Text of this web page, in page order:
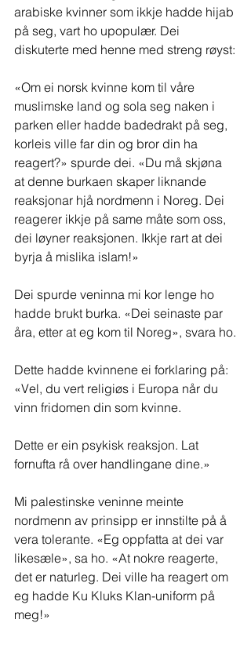
arabiske kvinner som ikkje hadde hijab
på seg, vart ho upopulær. Dei
diskuterte med henne med streng røyst:
«Om ei norsk kvinne kom til våre
muslimske land og sola seg naken i
parken eller hadde badedrakt på seg,
korleis ville far din og bror din ha
reagert?» spurde dei. «Du må skjøna
at denne burkaen skaper liknande
reaksjonar hjå nordmenn i Noreg. Dei
reagerer ikkje på same måte som oss,
dei løyner reaksjonen. Ikkje rart at dei
byrja å mislika islam!»
Dei spurde veninna mi kor lenge ho
hadde brukt burka. «Dei seinaste par
åra, etter at eg kom til Noreg», svara ho.
Dette hadde kvinnene ei forklaring på:
«Vel, du vert religiøs i Europa når du
vinn fridomen din som kvinne.
Dette er ein psykisk reaksjon. Lat
fornufta rå over handlingane dine.»
Mi palestinske veninne meinte
nordmenn av prinsipp er innstilte på å
vera tolerante. «Eg oppfatta at dei var
likesæle», sa ho. «At nokre reagerte,
det er naturleg. Dei ville ha reagert om
eg hadde Ku Kluks Klan-uniform på
meg!»